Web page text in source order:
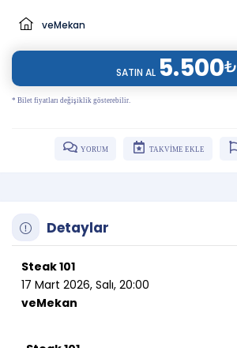
veMekan
SATIN AL 5.500₺
* Bilet fiyatları değişiklik gösterebilir.
YORUM TAKVİME EKLE
Detaylar
Steak 101
17 Mart 2026, Salı, 20:00
veMekan